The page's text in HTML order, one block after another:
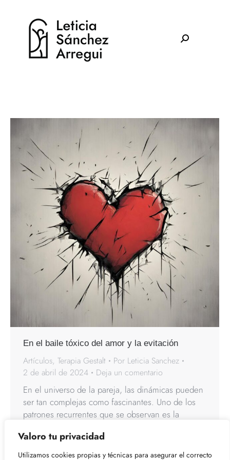
Valoro tu privacidad
Utilizamos cookies propias y técnicas para asegurar el correcto
Buscar:
En el baile tóxico del amor y la evitación
Artículos, Terapia Gestalt Por Leticia Sanchez
2 de abril de 2024
Deja un comentario
En el universo de la pareja, las dinámicas pueden
ser tan complejas como fascinantes. Uno de los
patrones recurrentes que se observan es la
a la evitación. Estos dos extremos, aparentemente
opuestos, a menudo se encuentran y entran en un